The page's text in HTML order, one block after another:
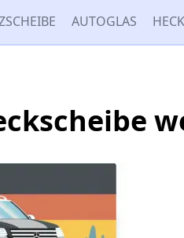
AUTOGLAS